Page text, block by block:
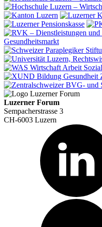
Luzerner Forum
Sempacherstrasse 3
CH-6003 Luzern